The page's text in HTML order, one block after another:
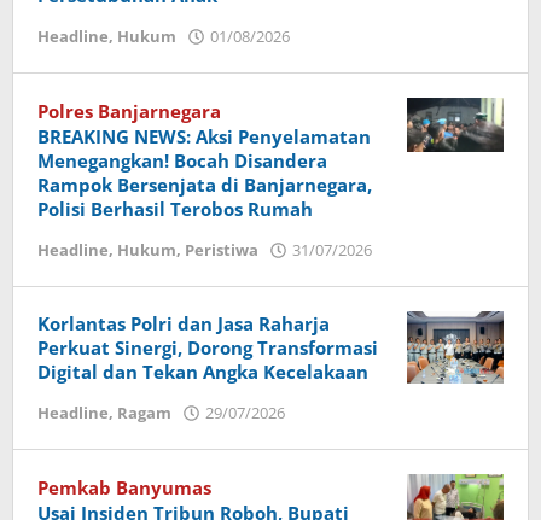
Headline, Hukum 01/08/2026
Polres Banjarnegara
BREAKING NEWS: Aksi Penyelamatan
Menegangkan! Bocah Disandera
Rampok Bersenjata di Banjarnegara,
Polisi Berhasil Terobos Rumah
Headline, Hukum, Peristiwa 31/07/2026
Korlantas Polri dan Jasa Raharja
Perkuat Sinergi, Dorong Transformasi
Digital dan Tekan Angka Kecelakaan
Headline, Ragam 29/07/2026
Pemkab Banyumas
Usai Insiden Tribun Roboh, Bupati